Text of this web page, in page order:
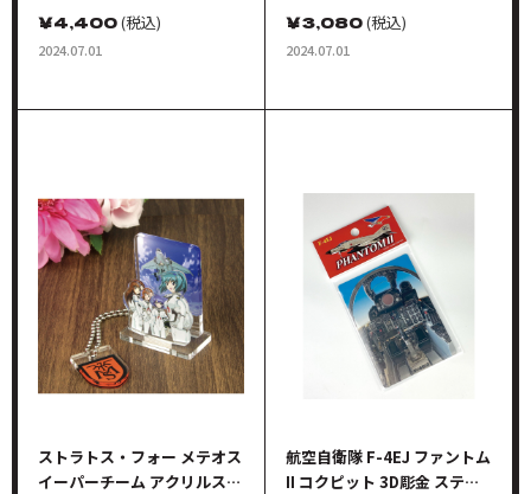
￥4,400(税込)
2024.07.01
援タオル
￥3,080(税込)
2024.07.01
ストラトス・フォー メテオス
イーパーチーム アクリルスタ
航空自衛隊 F-4EJ ファントム
II コクピット 3D彫金 ステッ